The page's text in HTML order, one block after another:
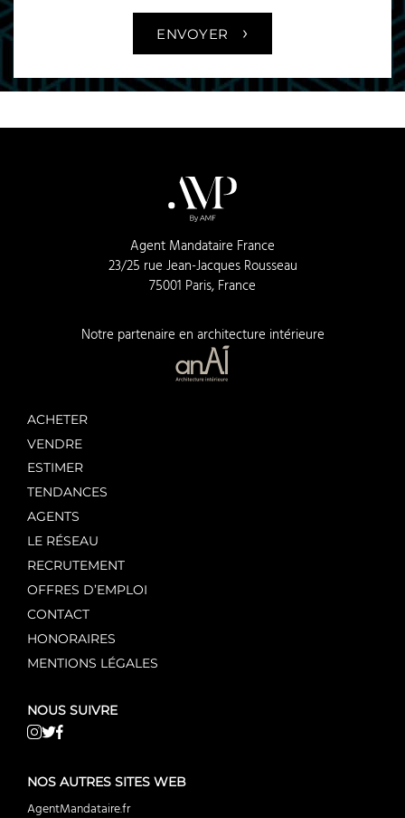
ENVOYER ›
Agent Mandataire France
23/25 rue Jean-Jacques Rousseau
75001 Paris, France
Notre partenaire en architecture intérieure
ACHETER
VENDRE
ESTIMER
TENDANCES
AGENTS
LE RÉSEAU
RECRUTEMENT
OFFRES D’EMPLOI
CONTACT
HONORAIRES
MENTIONS LÉGALES
NOUS SUIVRE
NOS AUTRES SITES WEB
AgentMandataire.fr